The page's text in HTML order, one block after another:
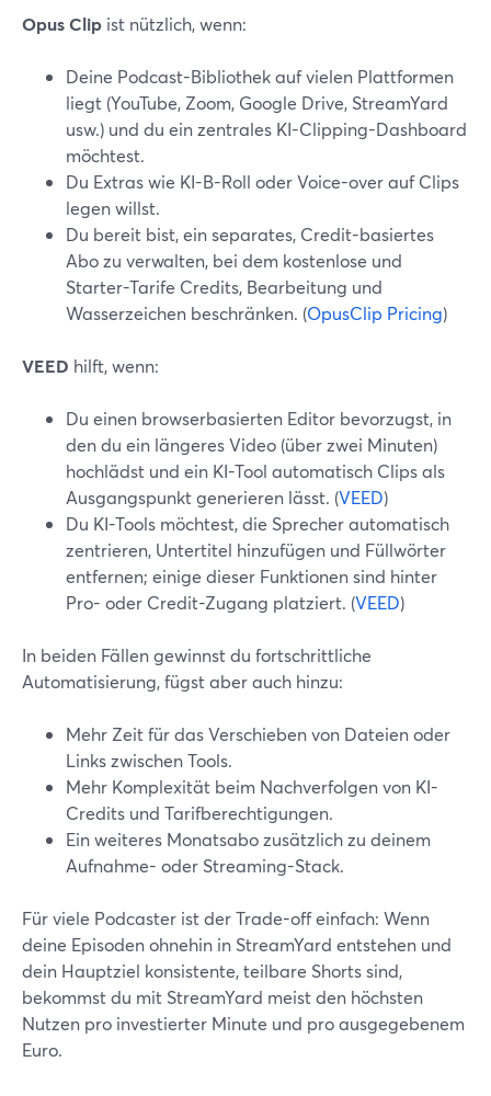
Opus Clip ist nützlich, wenn:
Deine Podcast-Bibliothek auf vielen Plattformen
liegt (YouTube, Zoom, Google Drive, StreamYard
usw.) und du ein zentrales KI-Clipping-Dashboard
möchtest.
Du Extras wie KI-B-Roll oder Voice-over auf Clips
legen willst.
Du bereit bist, ein separates, Credit-basiertes
Abo zu verwalten, bei dem kostenlose und
Starter-Tarife Credits, Bearbeitung und
Wasserzeichen beschränken. (OpusClip Pricing)
VEED hilft, wenn:
Du einen browserbasierten Editor bevorzugst, in
den du ein längeres Video (über zwei Minuten)
hochlädst und ein KI-Tool automatisch Clips als
Ausgangspunkt generieren lässt. (VEED)
Du KI-Tools möchtest, die Sprecher automatisch
zentrieren, Untertitel hinzufügen und Füllwörter
entfernen; einige dieser Funktionen sind hinter
Pro- oder Credit-Zugang platziert. (VEED)
In beiden Fällen gewinnst du fortschrittliche
Automatisierung, fügst aber auch hinzu:
Mehr Zeit für das Verschieben von Dateien oder
Links zwischen Tools.
Mehr Komplexität beim Nachverfolgen von KI-
Credits und Tarifberechtigungen.
Ein weiteres Monatsabo zusätzlich zu deinem
Aufnahme- oder Streaming-Stack.
Für viele Podcaster ist der Trade-off einfach: Wenn
deine Episoden ohnehin in StreamYard entstehen und
dein Hauptziel konsistente, teilbare Shorts sind,
bekommst du mit StreamYard meist den höchsten
Nutzen pro investierter Minute und pro ausgegebenem
Euro.